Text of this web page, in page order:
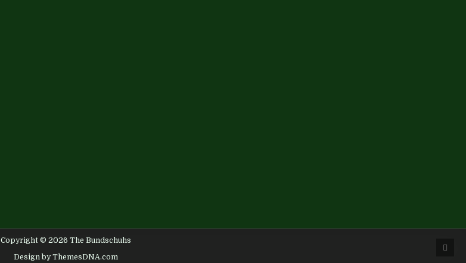
Copyright © 2026 The Bundschuhs
Design by ThemesDNA.com